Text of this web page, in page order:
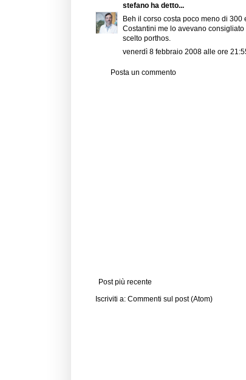
stefano ha detto...
Beh il corso costa poco meno di 300
Costantini me lo avevano
scelto porthos.
venerdì 8 febbraio 2008 alle ore
Posta un commento
Post più recente
Iscriviti a: Commenti sul post (Atom)